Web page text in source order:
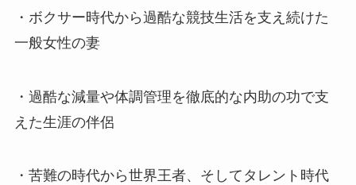
・ボクサー時代から過酷な競技生活を支え続けた
一般女性の妻
・過酷な減量や体調管理を徹底的な内助の功で支
えた生涯の伴侶
・苦難の時代から世界王者、そしてタレント時代